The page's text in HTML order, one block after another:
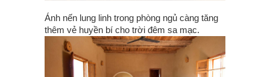
Ánh nến lung linh trong phòng ngủ càng tăng
thêm vẻ huyền bí cho trời đêm sa mạc.